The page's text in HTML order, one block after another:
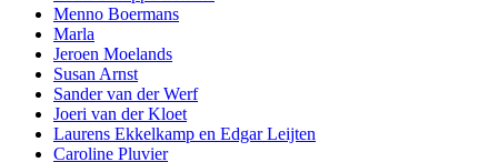
Menno Boermans
Marla
Jeroen Moelands
Susan Arnst
Sander van der Werf
Joeri van der Kloet
Laurens Ekkelkamp en Edgar Leijten
Caroline Pluvier